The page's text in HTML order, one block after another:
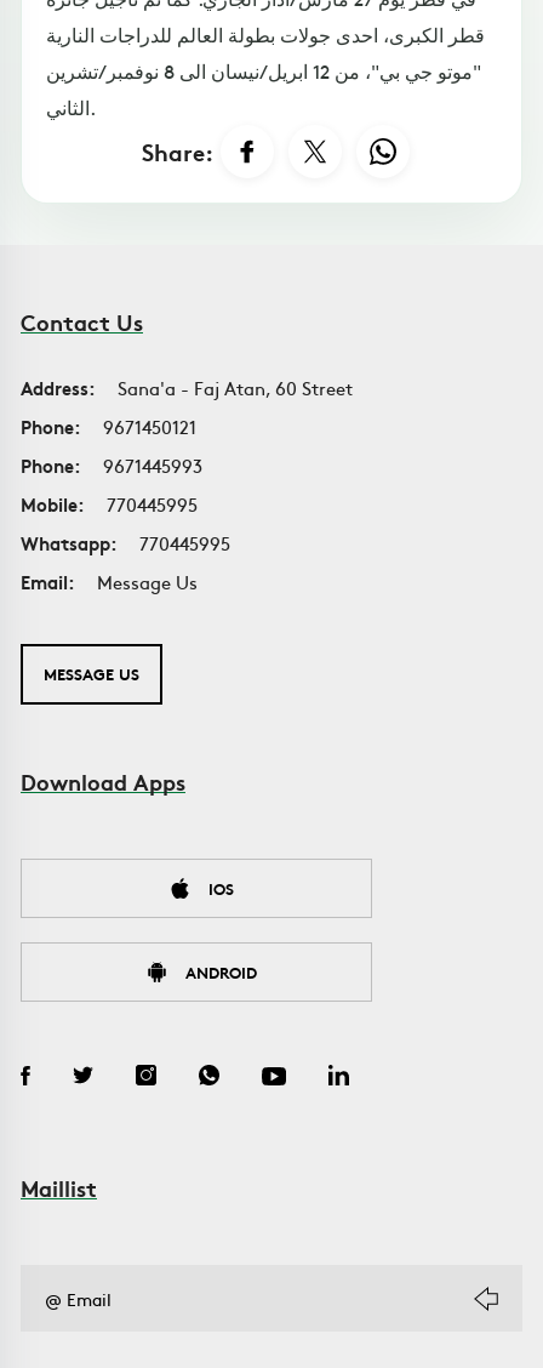
قطر الكبرى، احدى جولات بطولة العالم للدراجات النارية
"موتو جي بي"، من 12 ابريل/نيسان الى 8 نوفمبر/تشرين
الثاني.
Share:
Contact Us
Address:
Sana'a - Faj Atan, 60 Street
Phone:
9671450121
Phone:
9671445993
Mobile:
770445995
Whatsapp:
770445995
Email:
Message Us
MESSAGE US
Download Apps
IOS
ANDROID
Maillist